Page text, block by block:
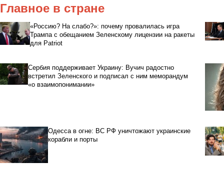
Главное в стране
«Россию? На слабо?»: почему провалилась игра
Трампа с обещанием Зеленскому лицензии на ракеты
для Patriot
Сербия поддерживает Украину: Вучич радостно
встретил Зеленского и подписал с ним меморандум
«о взаимопонимании»
Одесса в огне: ВС РФ уничтожают украинские
корабли и порты